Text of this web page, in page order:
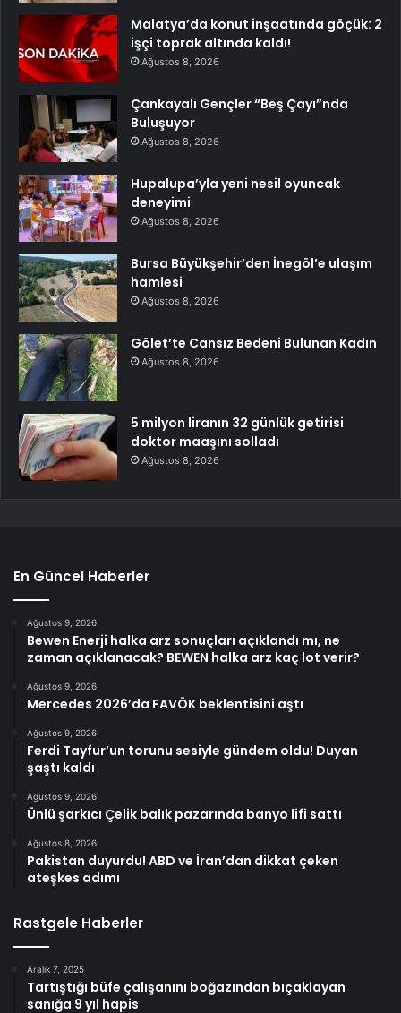
Malatya’da konut inşaatında göçük: 2
işçi toprak altında kaldı!
Ağustos 8, 2026
Çankayalı Gençler “Beş Çayı”nda
Buluşuyor
Ağustos 8, 2026
Hupalupa’yla yeni nesil oyuncak
deneyimi
Ağustos 8, 2026
Bursa Büyükşehir’den İnegöl’e ulaşım
hamlesi
Ağustos 8, 2026
Gölet’te Cansız Bedeni Bulunan Kadın
Ağustos 8, 2026
5 milyon liranın 32 günlük getirisi
doktor maaşını solladı
Ağustos 8, 2026
En Güncel Haberler
Ağustos 9, 2026
Bewen Enerji halka arz sonuçları açıklandı mı, ne
zaman açıklanacak? BEWEN halka arz kaç lot verir?
Ağustos 9, 2026
Mercedes 2026’da FAVÖK beklentisini aştı
Ağustos 9, 2026
Ferdi Tayfur’un torunu sesiyle gündem oldu! Duyan
şaştı kaldı
Ağustos 9, 2026
Ünlü şarkıcı Çelik balık pazarında banyo lifi sattı
Ağustos 8, 2026
Pakistan duyurdu! ABD ve İran’dan dikkat çeken
ateşkes adımı
Rastgele Haberler
Aralık 7, 2025
Tartıştığı büfe çalışanını boğazından bıçaklayan
sanığa 9 yıl hapis